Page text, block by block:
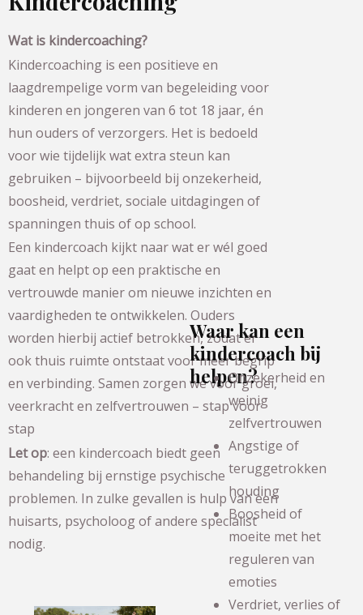
Wat is kindercoaching?
Kindercoaching is een positieve en
laagdrempelige vorm van begeleiding voor
kinderen en jongeren van 6 tot 18 jaar, én
hun ouders of verzorgers. Het is bedoeld
voor wie tijdelijk wat extra steun kan
gebruiken – bijvoorbeeld bij onzekerheid,
boosheid, verdriet, sociale uitdagingen of
spanningen thuis of op school.
Een kindercoach kijkt naar wat er wél goed
gaat en helpt op een praktische en
vertrouwde manier om nieuwe inzichten en
vaardigheden te ontwikkelen. Ouders
worden hierbij actief betrokken, zodat er
ook thuis ruimte ontstaat voor meer begrip
en verbinding. Samen zorgen we voor groei,
veerkracht en zelfvertrouwen – stap voor
stap
Let op: een kindercoach biedt geen
behandeling bij ernstige psychische
problemen. In zulke gevallen is hulp van een
huisarts, psycholoog of andere specialist
nodig.
Waar kan een
kindercoach bij
helpen?Onzekerheid en
weinig
zelfvertrouwen
Angstige of
teruggetrokken
houding
Boosheid of
moeite met het
reguleren van
emoties
Verdriet, verlies of